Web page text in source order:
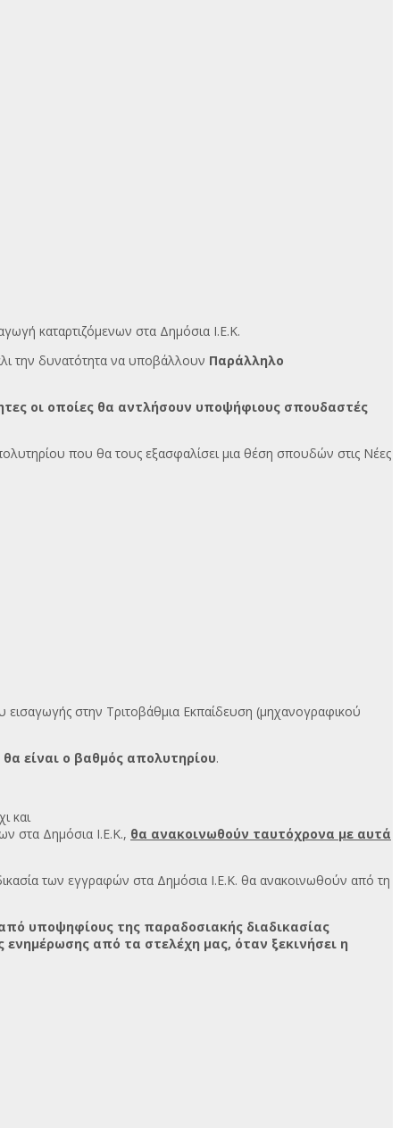
καταρτιζόμενων στα Δημόσια Ι.Ε.Κ.
την δυνατότητα να υποβάλλουν Παράλληλο
οι οποίες θα αντλήσουν υποψήφιους σπουδαστές
που θα τους εξασφαλίσει μια θέση σπουδών στις Νέες
στην Τριτοβάθμια Εκπαίδευση (μηχανογραφικού
είναι ο βαθμός απολυτηρίου.
και
στα Δημόσια Ι.Ε.Κ., θα ανακοινωθούν ταυτόχρονα με αυτά
των εγγραφών στα Δημόσια Ι.Ε.Κ. θα ανακοινωθούν από τη
υποψηφίους της παραδοσιακής διαδικασίας
από τα στελέχη μας, όταν ξεκινήσει η